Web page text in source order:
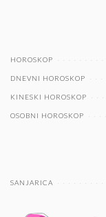
HOROSKOP
DNEVNI HOROSKOP
KINESKI HOROSKOP
OSOBNI HOROSKOP
SANJARICA